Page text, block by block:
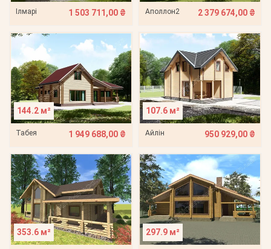
Ілмарі 1 503 711,00 ₴ Аполлон2 2 379 674,00 ₴
144.2 м²
Табея 1 949 688,00 ₴
107.6 м²
Айлін 950 929,00 ₴
353.6 м² 297.9 м²